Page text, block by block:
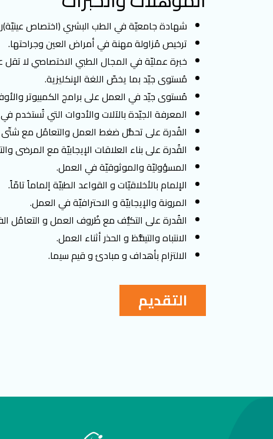
شهادة جامعيّة في الطب البشري (اختصاص
ترخيص مُزاولة مهنة في أمراض العين وجراحتها.
خبرة عمليّة في المجال الطبي الاختصاصي لا تقل
مُستوى جيّد بما يخصّ اللغة الإنكليزية.
مُستوى جيّد في العمل على برامج الكمبيوتر
المعرفة الجيّدة بالآلات والأدوات التي تُستخدم
القُدرة على تحمُّل ضغط العمل والتعامُل مع شتّى
القُدرة على بناء العلاقات الإيجابيّة مع
المسؤوليّة والموثوقيّة في العمل.
الإلمام بالأخلاقيّات و القواعد الطبيّة إلماماً تامّاً.
المرونة والإيجابيّة و الاحترافيّة في العمل.
القُدرة على التكيُّف مع ظُروف العمل و التعامُل
الانتباه والتيقُّظ و الحذر أثناء العمل.
الالتزام بأهداف و مبادئ و قيم سيما.
التقديم